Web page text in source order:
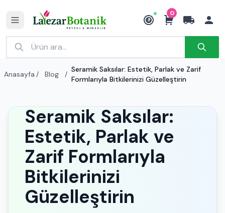
₺
0
Anasayfa / Blog /
Seramik Saksılar: Estetik, Parlak ve Zarif
Formlarıyla Bitkilerinizi Güzelleştirin
Seramik Saksılar:
Estetik, Parlak ve
Zarif Formlarıyla
Bitkilerinizi
Güzelleştirin